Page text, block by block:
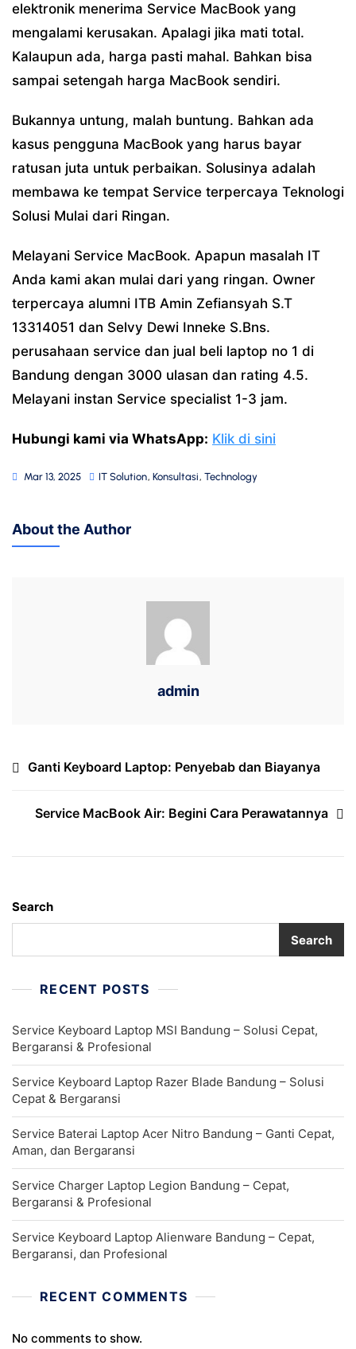
elektronik menerima Service MacBook yang
mengalami kerusakan. Apalagi jika mati total.
Kalaupun ada, harga pasti mahal. Bahkan bisa
sampai setengah harga MacBook sendiri.
Bukannya untung, malah buntung. Bahkan ada
kasus pengguna MacBook yang harus bayar
ratusan juta untuk perbaikan. Solusinya adalah
membawa ke tempat Service terpercaya Teknologi
Solusi Mulai dari Ringan.
Melayani Service MacBook. Apapun masalah IT
Anda kami akan mulai dari yang ringan. Owner
terpercaya alumni ITB Amin Zefiansyah S.T
13314051 dan Selvy Dewi Inneke S.Bns.
perusahaan service dan jual beli laptop no 1 di
Bandung dengan 3000 ulasan dan rating 4.5.
Melayani instan Service specialist 1-3 jam.
Hubungi kami via WhatsApp: Klik di sini
Mar 13, 2025 IT Solution, Konsultasi, Technology
About the Author
admin
Post
Ganti Keyboard Laptop: Penyebab dan Biayanya
Service MacBook Air: Begini Cara Perawatannya
Search
Search
RECENT POSTS
Service Keyboard Laptop MSI Bandung – Solusi Cepat,
Bergaransi & Profesional
Service Keyboard Laptop Razer Blade Bandung – Solusi
Cepat & Bergaransi
Service Baterai Laptop Acer Nitro Bandung – Ganti Cepat,
Aman, dan Bergaransi
Service Charger Laptop Legion Bandung – Cepat,
Bergaransi & Profesional
Service Keyboard Laptop Alienware Bandung – Cepat,
Bergaransi, dan Profesional
RECENT COMMENTS
No comments to show.